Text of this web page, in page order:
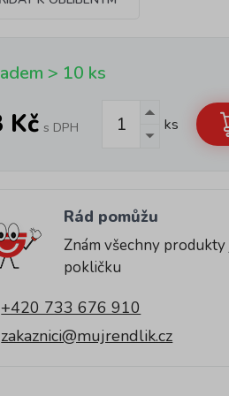
> 10 ks
Kč s DPH ks
Rád pomůžu
Znám všechny
pokličku
+420 733 676 910
zakaznici@mujrendlik.cz